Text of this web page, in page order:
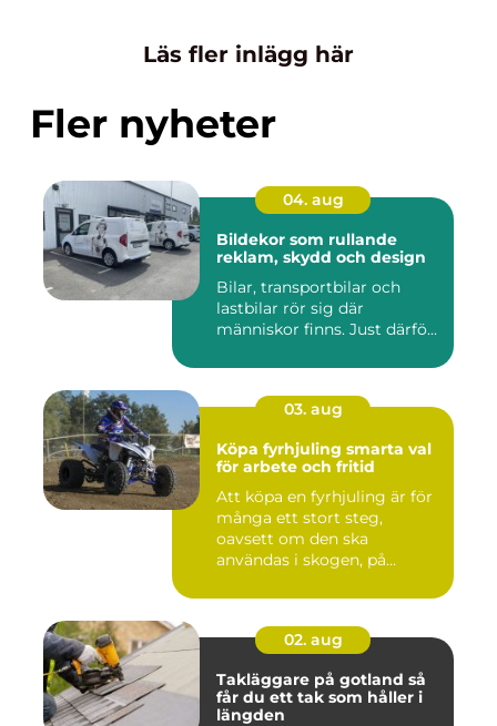
Läs fler inlägg här
Fler nyheter
04. aug
Bildekor som rullande
reklam, skydd och design
Bilar, transportbilar och
lastbilar rör sig där
människor finns. Just därfö...
03. aug
Köpa fyrhjuling smarta val
för arbete och fritid
Att köpa en fyrhjuling är för
många ett stort steg,
oavsett om den ska
användas i skogen, på
02. aug
Takläggare på gotland så
får du ett tak som håller i
längden